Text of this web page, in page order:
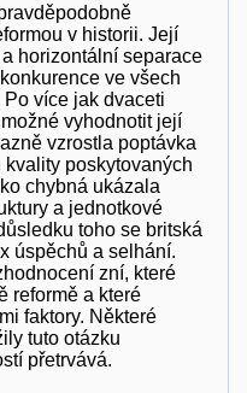
v historii. Její
horizontální separace
ve všech
více jak dvaceti
vyhodnotit její
vzrostla poptávka
kvality poskytovaných
chybná ukázala
a jednotkové
toho se britská
úspěchů a selhání.
zní, které
reformě a které
faktory. Některé
tuto otázku
přetrvává.